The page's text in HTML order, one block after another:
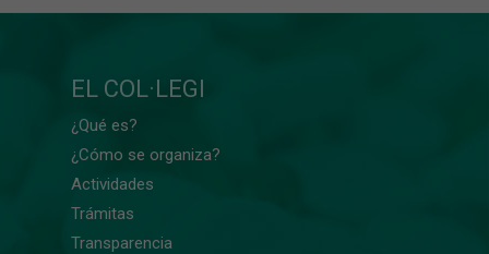
EL COL·LEGI
¿Qué es?
¿Cómo se organiza?
Actividades
Trámitas
Transparencia